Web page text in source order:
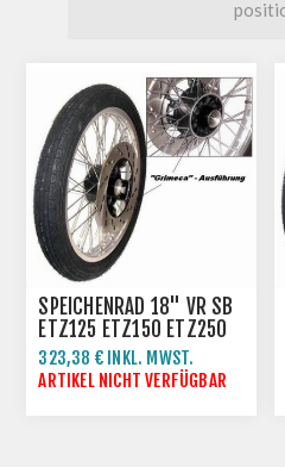
SPEICHENRAD 18" VR SB
ETZ125 ETZ150 ETZ250
ETZ251 ETZ301
ROTAX500 -MIT REIFEN
323,38 € INKL. MWST.
ARTIKEL NICHT VERFÜGBAR